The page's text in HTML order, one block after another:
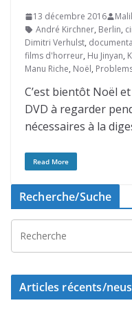
13 décembre 2016
André Kirchner, Berlin,
Dimitri Verhulst,
films d'horreur, Hu Jinyan,
Manu Riche, Noël,
C’est bientôt Noël
DVD à regarder
nécessaires à la
Read More
Recherche/Suche
Articles récents/